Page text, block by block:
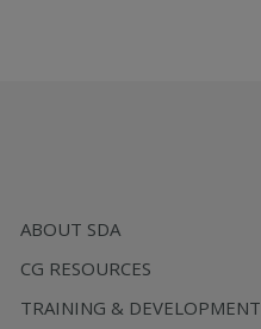
ABOUT SDA
CG RESOURCES
TRAINING & DEVELOPMENT